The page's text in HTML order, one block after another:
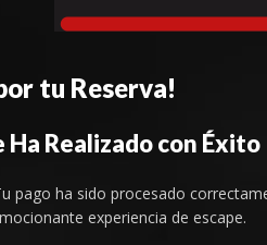
tu Reserva!
Ha Realizado con Éxito
pago ha sido procesado
experiencia de escape.